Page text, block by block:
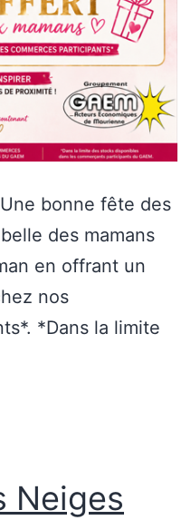
bonne fête des
des mamans
en offrant un
nos
*Dans la limite
Neiges